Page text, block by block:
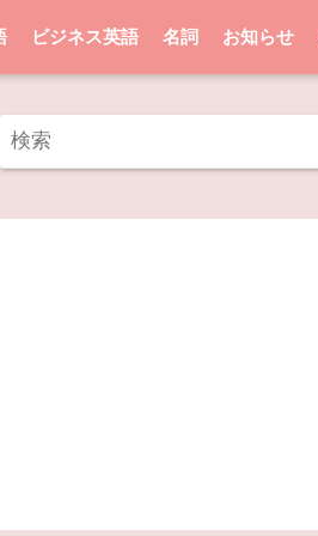
ビジネス英語 名詞 お知らせ